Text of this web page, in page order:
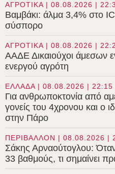
ΑΓΡΟΤΙΚΑ | 08.08.2026 |
Βαμβάκι: άλμα 3,4% στο
σύσπορο
ΑΓΡΟΤΙΚΑ | 08.08.2026 |
ΑΑΔΕ Δικαιούχοι άμεσων
ενεργού αγρότη
ΕΛΛΑΔΑ | 08.08.2026 | 22:15
Για ανθρωποκτονία από
γονείς του 4χρονου και ο
στην Πάρο
ΠΕΡΙΒΑΛΛΟΝ | 08.08.2026 |
Σάκης Αρναούτογλου:
33 βαθμούς, τι σημαίνει